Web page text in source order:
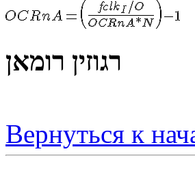
רגוזין רומאן
Вернуться к